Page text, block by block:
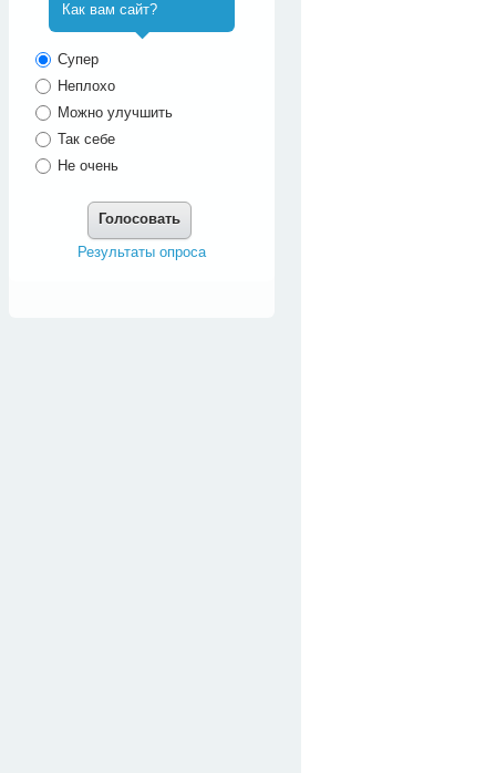
Как вам сайт?
Супер
Неплохо
Можно улучшить
Так себе
Не очень
Голосовать
Результаты опроса